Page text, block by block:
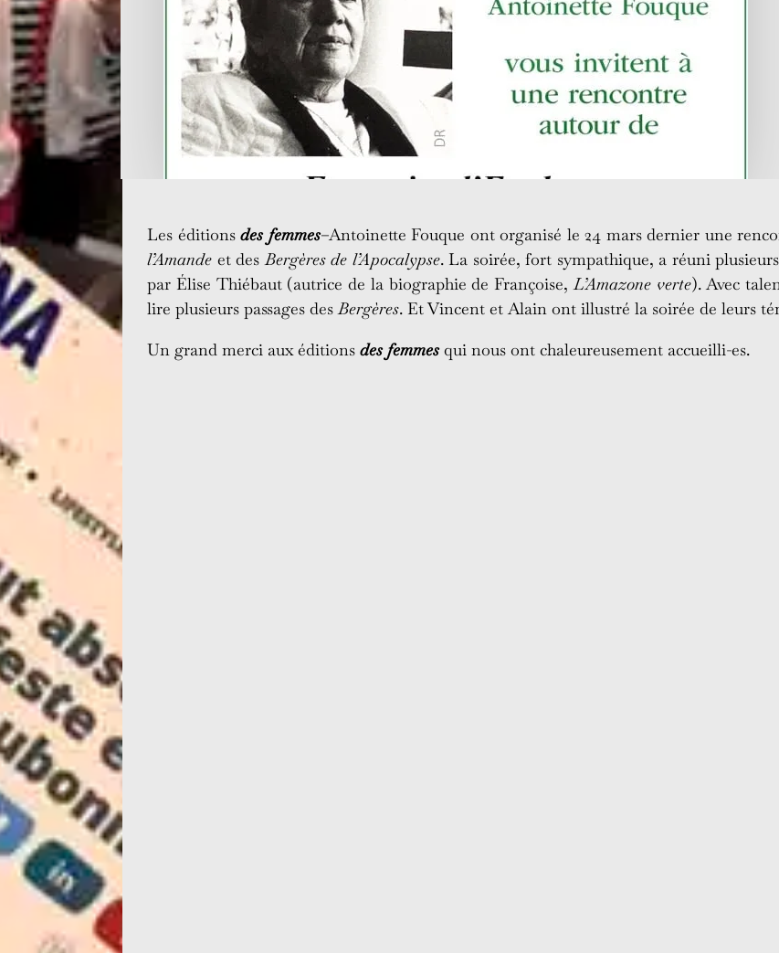
Les éditionsdes femmes–Antoinette Fouque ont organisé le 24 mars dernier une
l’Amande et desBergères de l’Apocalypse. La soirée, fort sympathique, a réuni
par Élise Thiébaut (autrice de la biographie de Françoise,L’Amazone verte). Avec
lire plusieurs passages desBergères. Et Vincent et Alain ont illustré la soirée de leurs
Un grand merci aux éditionsdes femmesqui nous ont chaleureusement accueilli-es.